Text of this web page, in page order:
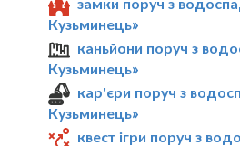
Кузьминець»
каньйони поруч з
Кузьминець»
кар'єри поруч з
Кузьминець»
квест ігри поруч з